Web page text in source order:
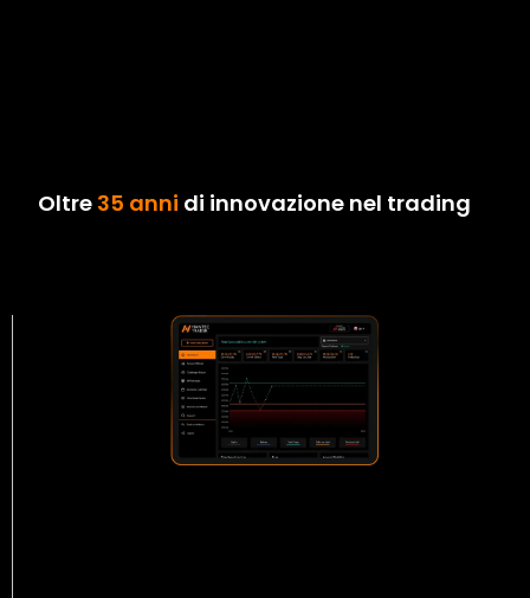
Oltre 35 anni di innovazione nel trading